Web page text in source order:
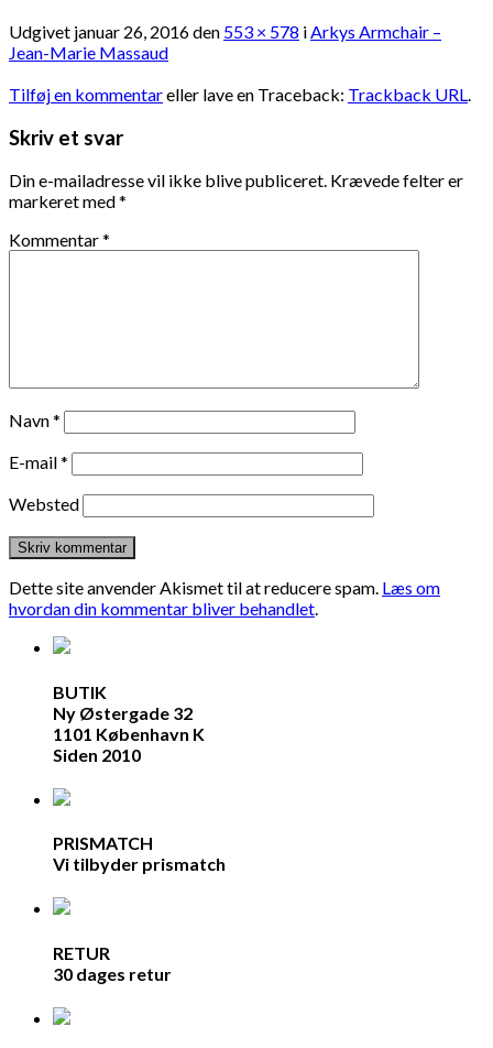
Udgivet januar 26, 2016den 553 × 578 iArkys Armchair –
Jean-Marie Massaud
Tilføj en kommentareller lave en Traceback: Trackback URL.
Skriv et svar
Din e-mailadresse vil ikke blive publiceret. Krævede felter er
markeret med*
Kommentar*
Navn*
E-mail*
Websted
Dette site anvender Akismet til at reducere spam. Læs om
hvordan din kommentar bliver behandlet.
BUTIK
Ny Østergade 32
1101 København K
Siden 2010
PRISMATCH
Vi tilbyder prismatch
RETUR
30 dages retur